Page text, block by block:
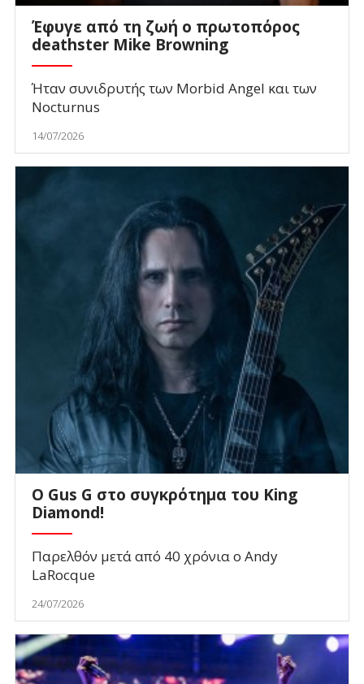
Έφυγε από τη ζωή ο πρωτοπόρος
deathster Mike Browning
Ήταν συνιδρυτής των Morbid Angel και των
Nocturnus
14/07/2026
O Gus G στο συγκρότημα του King
Diamond!
Παρελθόν μετά από 40 χρόνια ο Andy
LaRocque
24/07/2026